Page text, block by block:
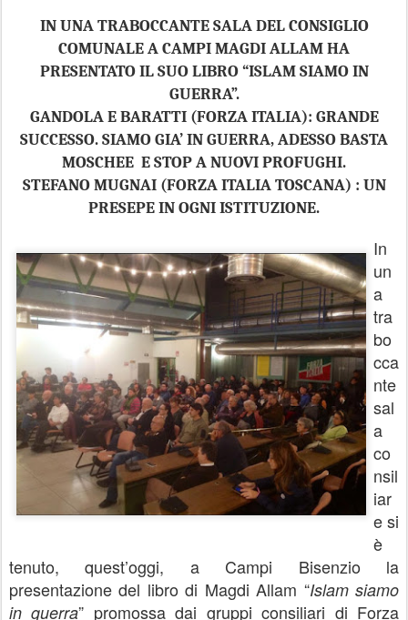
IN UNA TRABOCCANTE SALA DEL CONSIGLIO
COMUNALE A CAMPI MAGDI ALLAM HA
PRESENTATO IL SUO LIBRO “ISLAM SIAMO IN
GUERRA”.
GANDOLA E BARATTI (FORZA ITALIA): GRANDE
SUCCESSO. SIAMO GIA’ IN GUERRA, ADESSO BASTA
MOSCHEE E STOP A NUOVI PROFUGHI.
STEFANO MUGNAI (FORZA ITALIA TOSCANA) : UN
PRESEPE IN OGNI ISTITUZIONE.
In
un
a
tra
bo
cca
nte
sal
a
co
nsil
iar
e si
è
tenuto, quest’oggi, a Campi Bisenzio la
presentazione del libro di Magdi Allam “Islam siamo
in guerra” promossa dai gruppi consiliari di Forza